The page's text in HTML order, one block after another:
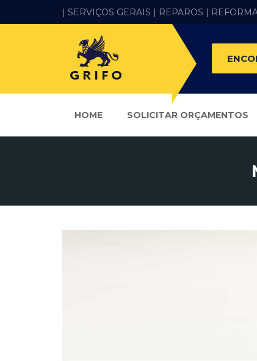
| SERVIÇOS GERAIS | REPAROS |
HOME SOLICITAR ORÇAMENTOS